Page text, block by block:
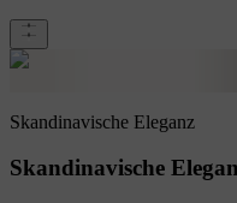
Skandinavische Eleganz
Skandinavische